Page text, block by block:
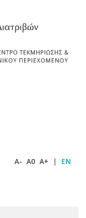
A- A0 A+ | EN